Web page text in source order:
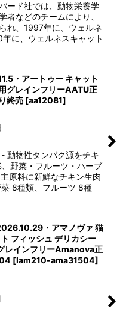
ード社では、動物栄養学
者などのチームにより、
れ、1997年に、ウェルネ
に、ウェルネスキャット
・アートゥー キャット
グレインフリーAATU正
終売 [aa12081]
動物性タンパク源をチキ
野菜・フルーツ・ハーブ
原料に新鮮なチキン生肉
8種類、フルーツ 8種
・アマノヴァ 猫
フィッシュ デリカシー
レインフリーAmanova正
[lam210-ama31504]